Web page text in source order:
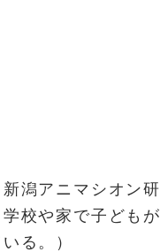
潟アニマシオン研
校や家で子どもが
る。）